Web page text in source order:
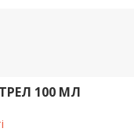
100 МЛ